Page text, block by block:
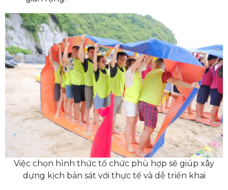
Việc chọn hình thức tổ chức phù hợp sẽ giúp xây
dựng kịch bản sát với thực tế và dễ triển khai